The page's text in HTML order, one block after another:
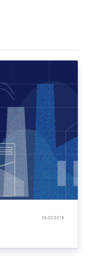
06.03.2019